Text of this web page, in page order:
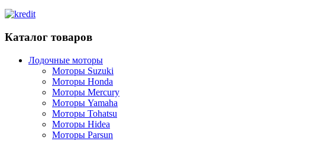
Каталог товаров
Лодочные моторы
Моторы Suzuki
Моторы Honda
Моторы Mercury
Моторы Yamaha
Моторы Tohatsu
Моторы Hidea
Моторы Parsun